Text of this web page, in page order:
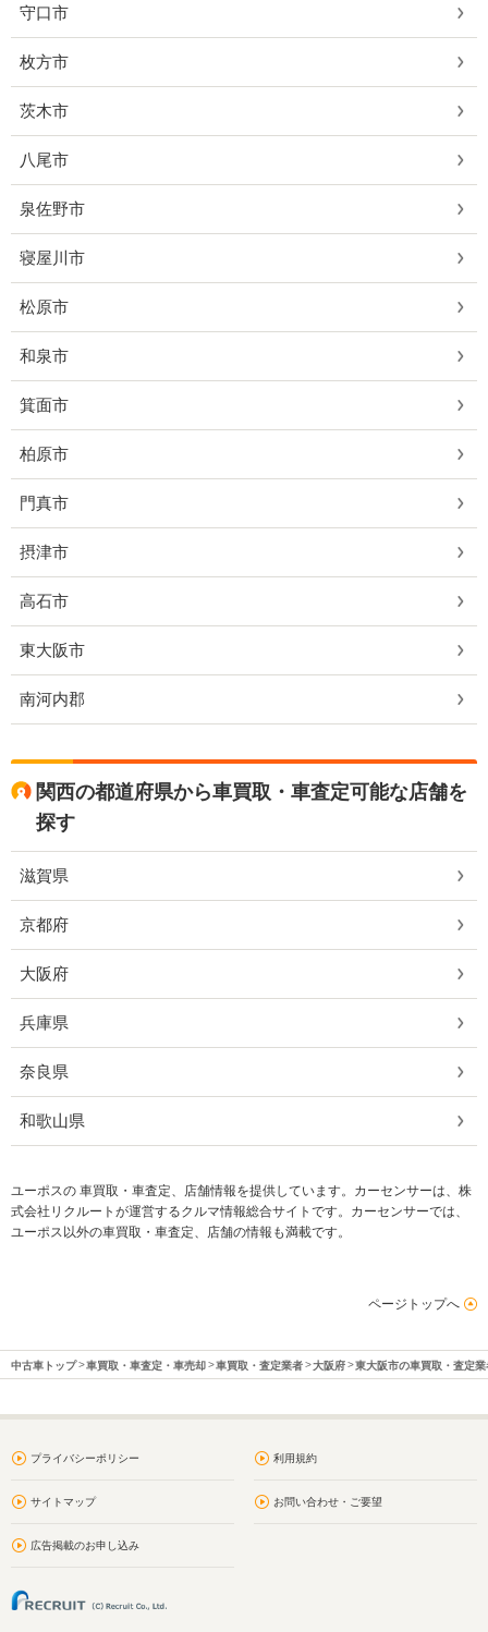
守口市
枚方市
茨木市
八尾市
泉佐野市
寝屋川市
松原市
和泉市
箕面市
柏原市
門真市
摂津市
高石市
東大阪市
南河内郡
関西の都道府県から車買取・車査定可能な店舗を
探す
滋賀県
京都府
大阪府
兵庫県
奈良県
和歌山県
ユーポスの 車買取・車査定、店舗情報を提供しています。カーセンサーは、株
式会社リクルートが運営するクルマ情報総合サイトです。カーセンサーでは、
ユーポス以外の車買取・車査定、店舗の情報も満載です。
ページトップへ
中古車トップ 車買取・車査定・車売却 車買取・査定業者 大阪府 東大阪市の車買取・査定業
プライバシーポリシー 利用規約
サイトマップ お問い合わせ・ご要望
広告掲載のお申し込み